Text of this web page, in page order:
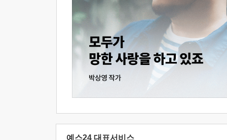
예스24 대표서비스